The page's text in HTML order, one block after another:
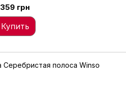
359 грн
Купить